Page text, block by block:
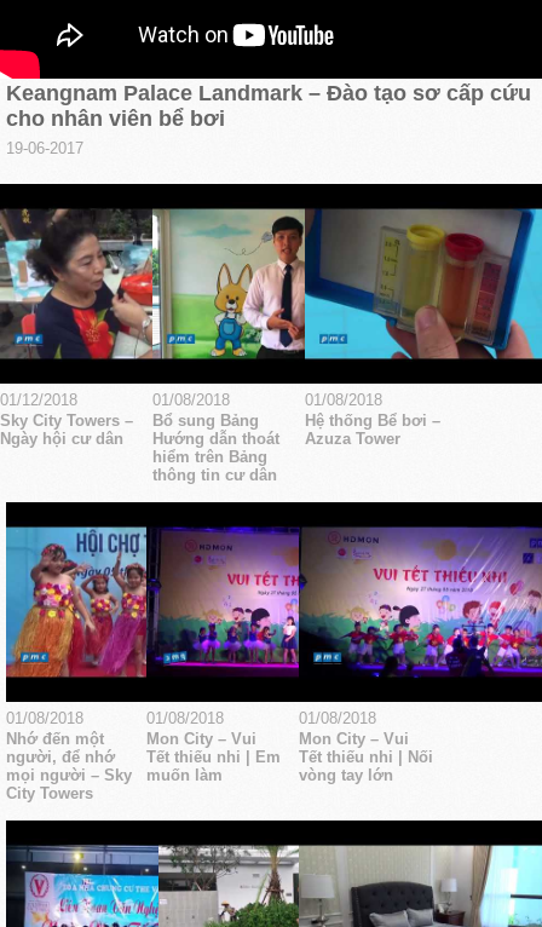
Keangnam Palace Landmark – Đào tạo sơ cấp cứu
cho nhân viên bể bơi
19-06-2017
01/12/2018
Sky City Towers –
Ngày hội cư dân
01/08/2018
Bổ sung Bảng
Hướng dẫn thoát
hiểm trên Bảng
thông tin cư dân
01/08/2018
Hệ thống Bể bơi –
Azuza Tower
01/08/2018
Nhớ đến một
người, để nhớ
mọi người – Sky
City Towers
01/08/2018
Mon City – Vui
Tết thiếu nhi | Em
muốn làm
01/08/2018
Mon City – Vui
Tết thiếu nhi | Nối
vòng tay lớn